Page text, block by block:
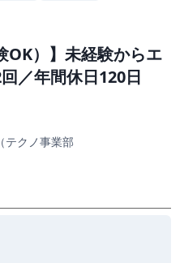
OK）】未経験からエ
／年間休日120日
テクノ事業部